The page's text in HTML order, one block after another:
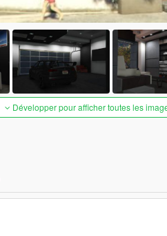
Développer pour afficher toutes les